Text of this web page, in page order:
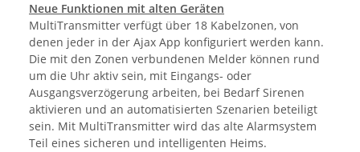
Neue Funktionen mit alten Geräten
MultiTransmitter verfügt über 18 Kabelzonen, von
denen jeder in der Ajax App konfiguriert werden kann.
Die mit den Zonen verbundenen Melder können rund
um die Uhr aktiv sein, mit Eingangs- oder
Ausgangsverzögerung arbeiten, bei Bedarf Sirenen
aktivieren und an automatisierten Szenarien beteiligt
sein. Mit MultiTransmitter wird das alte Alarmsystem
Teil eines sicheren und intelligenten Heims.